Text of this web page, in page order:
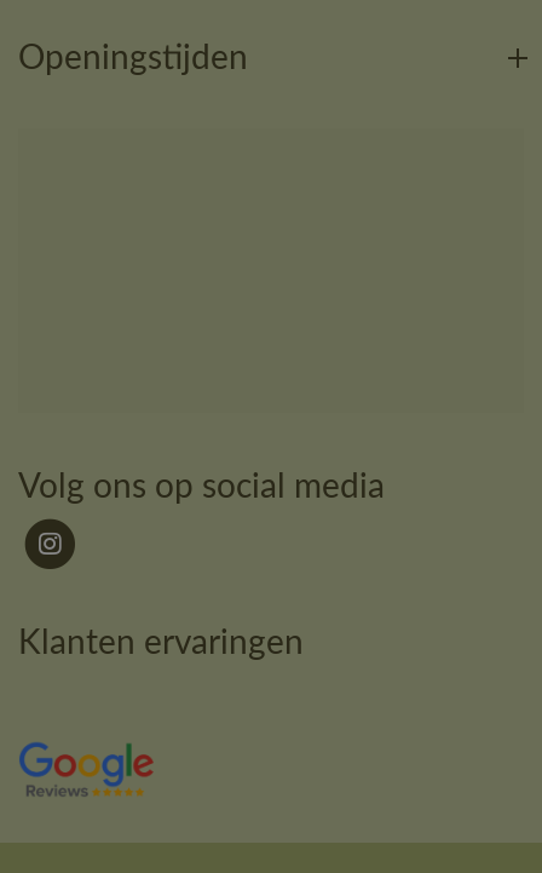
Openingstijden
Volg ons op social media
Klanten ervaringen